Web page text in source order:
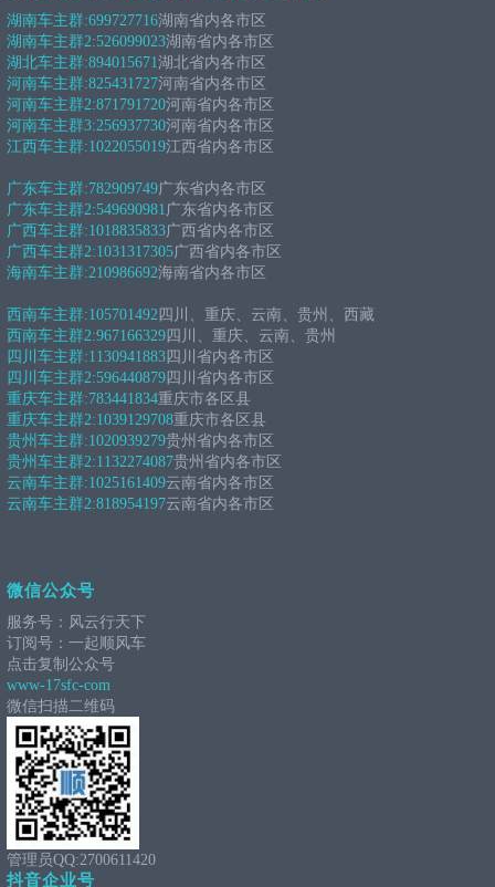
湖南车主群:699727716湖南省内各市区
湖南车主群2:526099023湖南省内各市区
湖北车主群:894015671湖北省内各市区
河南车主群:825431727河南省内各市区
河南车主群2:871791720河南省内各市区
河南车主群3:256937730河南省内各市区
江西车主群:1022055019江西省内各市区
广东车主群:782909749广东省内各市区
广东车主群2:549690981广东省内各市区
广西车主群:1018835833广西省内各市区
广西车主群2:1031317305广西省内各市区
海南车主群:210986692海南省内各市区
西南车主群:105701492 四川、重庆、云南、贵州、西藏
西南车主群2:967166329 四川、重庆、云南、贵州
四川车主群:1130941883 四川省内各市区
四川车主群2:596440879 四川省内各市区
重庆车主群:783441834重庆市各区县
重庆车主群2:1039129708重庆市各区县
贵州车主群:1020939279贵州省内各市区
贵州车主群2:1132274087贵州省内各市区
云南车主群:1025161409云南省内各市区
云南车主群2:818954197云南省内各市区
微信公众号
服务号：风云行天下
订阅号：一起顺风车
点击复制公众号
www-17sfc-com
微信扫描二维码
管理员QQ:2700611420
抖音企业号